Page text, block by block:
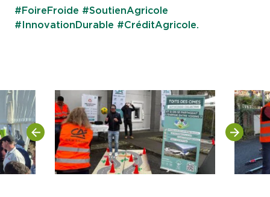
#FoireFroide #SoutienAgricole
#InnovationDurable #CréditAgricole.